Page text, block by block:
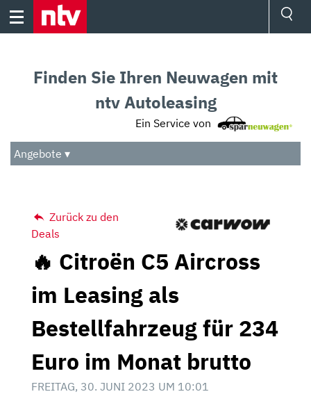
Skip
Audio
Das Beste
Finden Sie Ihren Neuwagen mit
ntv Autoleasing
Ein Service von
Angebote ▾
Zurück zu den
Deals
🔥 Citroën C5 Aircross
im Leasing als
Bestellfahrzeug für 234
Euro im Monat brutto
FREITAG, 30. JUNI 2023 UM 10:01